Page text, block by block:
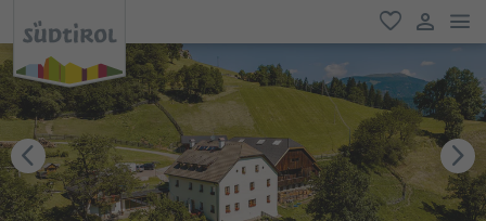
favorit
user link